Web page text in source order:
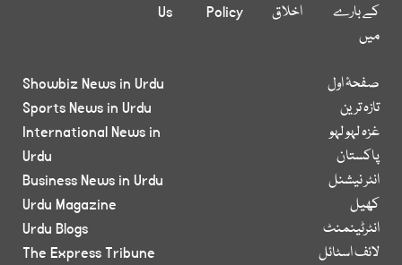
کے بارے
میں
اخلاق
Policy
Us
صفحۂ اول
تازہ ترین
غزہ لہو لہو
پاکستان
انٹر نیشنل
کھیل
انٹرٹینمنٹ
لائف اسٹائل
Showbiz News in Urdu
Sports News in Urdu
International News in
Urdu
Business News in Urdu
Urdu Magazine
Urdu Blogs
The Express Tribune